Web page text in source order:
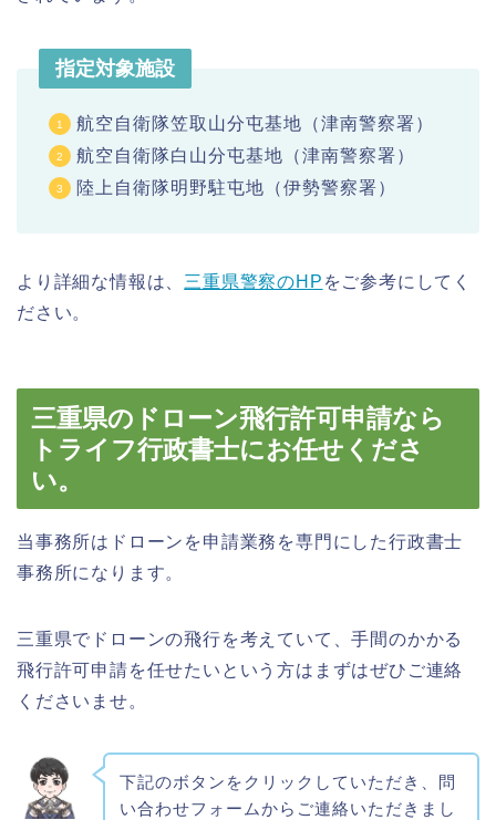
指定対象施設
航空自衛隊笠取山分屯基地（津南警察署）
航空自衛隊白山分屯基地（津南警察署）
陸上自衛隊明野駐屯地（伊勢警察署）
より詳細な情報は、 三重県警察のHP をご参考にしてく
ださい。
三重県のドローン飛行許可申請なら
トライフ行政書士にお任せくださ
い。
当事務所はドローンを申請業務を専門にした行政書士
事務所になります。
三重県でドローンの飛行を考えていて、手間のかかる
飛行許可申請を任せたいという方はまずはぜひご連絡
くださいませ。
下記のボタンをクリックしていただき、問
い合わせフォームからご連絡いただきまし